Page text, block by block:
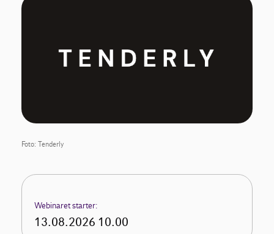
Foto: Tenderly
Webinaret starter:
13.08.2026 10.00